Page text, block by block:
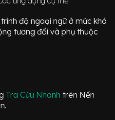
độ ngoại ngữ ở mứckhá
tương đối và phụ thuộc
Tra Cứu Nhanh trên Nền